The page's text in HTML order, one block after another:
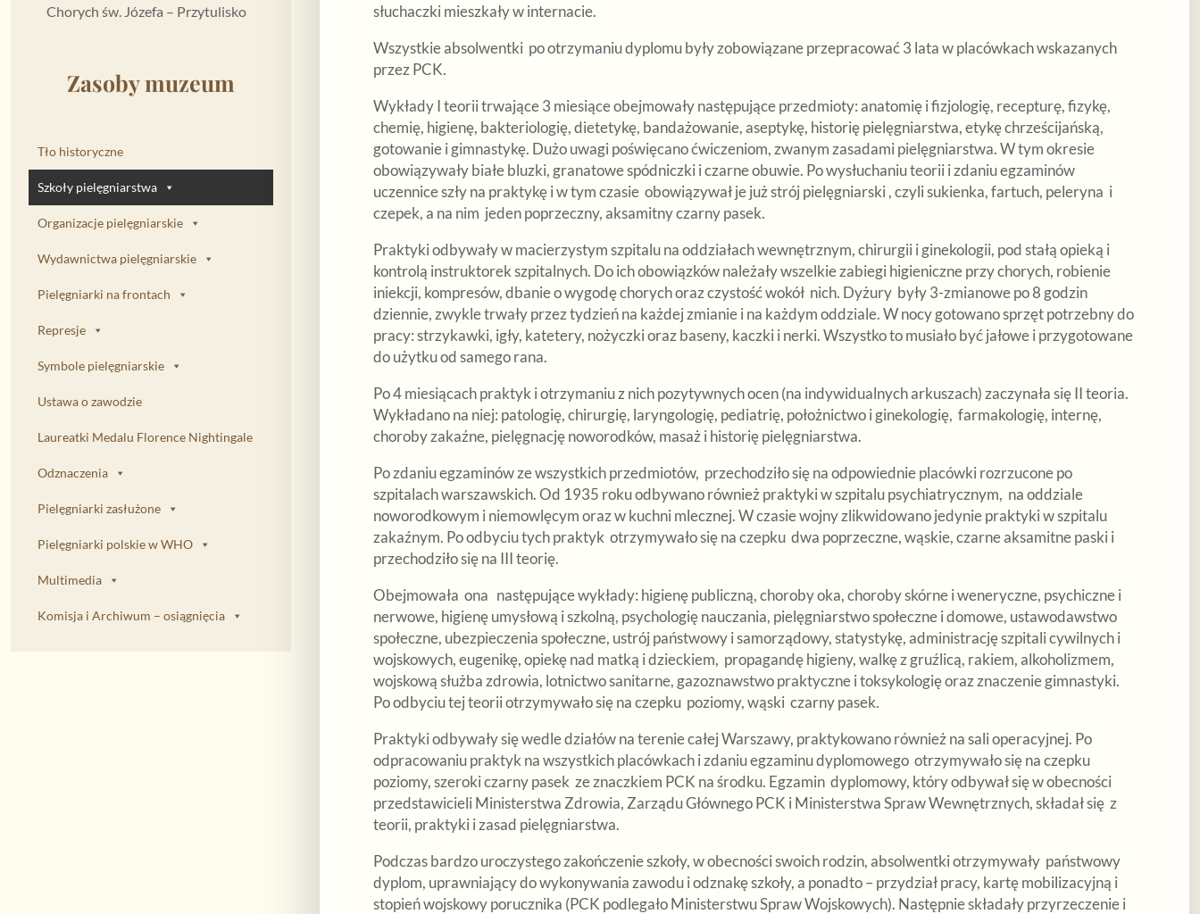
Chorych św. Józefa – Przytulisko
Zasoby muzeum
Tło historyczne
Szkoły pielęgniarstwa
Organizacje pielęgniarskie
Wydawnictwa pielęgniarskie
Pielęgniarki na frontach
Represje
Symbole pielęgniarskie
Ustawa o zawodzie
Laureatki Medalu Florence Nightingale
Odznaczenia
Pielęgniarki zasłużone
Pielęgniarki polskie w WHO
Multimedia
Komisja i Archiwum – osiągnięcia
słuchaczki mieszkały w internacie.
Wszystkie absolwentki po otrzymaniu dyplomu były zobowiązane przepracować 3 lata w placówkach wskazanych
przez PCK.
Wykłady I teorii trwające 3 miesiące obejmowały następujące przedmioty: anatomię i fizjologię, recepturę, fizykę,
chemię, higienę, bakteriologię, dietetykę, bandażowanie, aseptykę, historię pielęgniarstwa, etykę chrześcijańską,
gotowanie i gimnastykę. Dużo uwagi poświęcano ćwiczeniom, zwanym zasadami pielęgniarstwa. W tym okresie
obowiązywały białe bluzki, granatowe spódniczki i czarne obuwie. Po wysłuchaniu teorii i zdaniu egzaminów
uczennice szły na praktykę i w tym czasie obowiązywał je już strój pielęgniarski , czyli sukienka, fartuch, peleryna i
czepek, a na nim jeden poprzeczny, aksamitny czarny pasek.
Praktyki odbywały w macierzystym szpitalu na oddziałach wewnętrznym, chirurgii i ginekologii, pod stałą opieką i
kontrolą instruktorek szpitalnych. Do ich obowiązków należały wszelkie zabiegi higieniczne przy chorych, robienie
iniekcji, kompresów, dbanie o wygodę chorych oraz czystość wokół nich. Dyżury były 3-zmianowe po 8 godzin
dziennie, zwykle trwały przez tydzień na każdej zmianie i na każdym oddziale. W nocy gotowano sprzęt potrzebny do
pracy: strzykawki, igły, katetery, nożyczki oraz baseny, kaczki i nerki. Wszystko to musiało być jałowe i przygotowane
do użytku od samego rana.
Po 4 miesiącach praktyk i otrzymaniu z nich pozytywnych ocen (na indywidualnych arkuszach) zaczynała się II teoria.
Wykładano na niej: patologię, chirurgię, laryngologię, pediatrię, położnictwo i ginekologię, farmakologię, internę,
choroby zakaźne, pielęgnację noworodków, masaż i historię pielęgniarstwa.
Po zdaniu egzaminów ze wszystkich przedmiotów, przechodziło się na odpowiednie placówki rozrzucone po
szpitalach warszawskich. Od 1935 roku odbywano również praktyki w szpitalu psychiatrycznym, na oddziale
noworodkowym i niemowlęcym oraz w kuchni mlecznej. W czasie wojny zlikwidowano jedynie praktyki w szpitalu
zakaźnym. Po odbyciu tych praktyk otrzymywało się na czepku dwa poprzeczne, wąskie, czarne aksamitne paski i
przechodziło się na III teorię.
Obejmowała ona następujące wykłady: higienę publiczną, choroby oka, choroby skórne i weneryczne, psychiczne i
nerwowe, higienę umysłową i szkolną, psychologię nauczania, pielęgniarstwo społeczne i domowe, ustawodawstwo
społeczne, ubezpieczenia społeczne, ustrój państwowy i samorządowy, statystykę, administrację szpitali cywilnych i
wojskowych, eugenikę, opiekę nad matką i dzieckiem, propagandę higieny, walkę z gruźlicą, rakiem, alkoholizmem,
wojskową służba zdrowia, lotnictwo sanitarne, gazoznawstwo praktyczne i toksykologię oraz znaczenie gimnastyki.
Po odbyciu tej teorii otrzymywało się na czepku poziomy, wąski czarny pasek.
Praktyki odbywały się wedle działów na terenie całej Warszawy, praktykowano również na sali operacyjnej. Po
odpracowaniu praktyk na wszystkich placówkach i zdaniu egzaminu dyplomowego otrzymywało się na czepku
poziomy, szeroki czarny pasek ze znaczkiem PCK na środku. Egzamin dyplomowy, który odbywał się w obecności
przedstawicieli Ministerstwa Zdrowia, Zarządu Głównego PCK i Ministerstwa Spraw Wewnętrznych, składał się z
teorii, praktyki i zasad pielęgniarstwa.
Podczas bardzo uroczystego zakończenie szkoły, w obecności swoich rodzin, absolwentki otrzymywały państwowy
dyplom, uprawniający do wykonywania zawodu i odznakę szkoły, a ponadto – przydział pracy, kartę mobilizacyjną i
stopień wojskowy porucznika (PCK podlegało Ministerstwu Spraw Wojskowych). Następnie składały przyrzeczenie i